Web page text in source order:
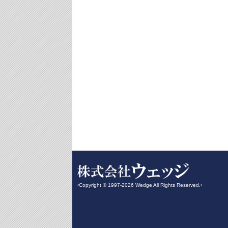
‹Copyright © 1997-2026 Wedge All Rights Reserved.›